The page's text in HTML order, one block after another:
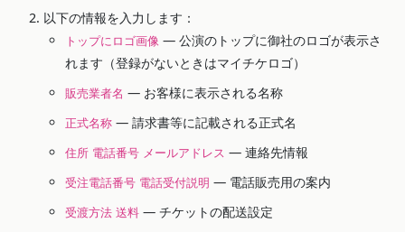
以下の情報を入力します：
トップにロゴ画像 — 公演のトップに御社のロゴが表示さ
れます（登録がないときはマイチケロゴ）
販売業者名 — お客様に表示される名称
正式名称 — 請求書等に記載される正式名
住所 電話番号 メールアドレス — 連絡先情報
受注電話番号 電話受付説明 — 電話販売用の案内
受渡方法 送料 — チケットの配送設定